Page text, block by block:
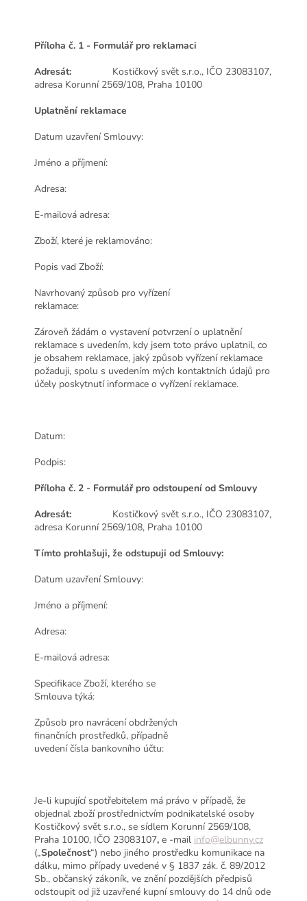
Příloha č. 1 - Formulář pro reklamaci
Adresát: Kostičkový svět s.r.o., IČO 23083107,
adresa Korunní 2569/108, Praha 10100
Uplatnění reklamace
Datum uzavření Smlouvy:
Jméno a příjmení:
Adresa:
E-mailová adresa:
Zboží, které je reklamováno:
Popis vad Zboží:
Navrhovaný způsob pro vyřízení
reklamace:
Zároveň žádám o vystavení potvrzení o uplatnění
reklamace s uvedením, kdy jsem toto právo uplatnil, co
je obsahem reklamace, jaký způsob vyřízení reklamace
požaduji, spolu s uvedením mých kontaktních údajů pro
účely poskytnutí informace o vyřízení reklamace.
Datum:
Podpis:
Příloha č. 2 - Formulář pro odstoupení od Smlouvy
Adresát: Kostičkový svět s.r.o., IČO 23083107,
adresa Korunní 2569/108, Praha 10100
Tímto prohlašuji, že odstupuji od Smlouvy:
Datum uzavření Smlouvy:
Jméno a příjmení:
Adresa:
E-mailová adresa:
Specifikace Zboží, kterého se
Smlouva týká:
Způsob pro navrácení obdržených
finančních prostředků, případně
uvedení čísla bankovního účtu:
Je-li kupující spotřebitelem má právo v případě, že
objednal zboží prostřednictvím podnikatelské osoby
Kostičkový svět s.r.o., se sídlem Korunní 2569/108,
Praha 10100, IČO 23083107, e -mail info@elbunny.cz
(„Společnost“) nebo jiného prostředku komunikace na
dálku, mimo případy uvedené v § 1837 zák. č. 89/2012
Sb., občanský zákoník, ve znění pozdějších předpisů
odstoupit od již uzavřené kupní smlouvy do 14 dnů ode